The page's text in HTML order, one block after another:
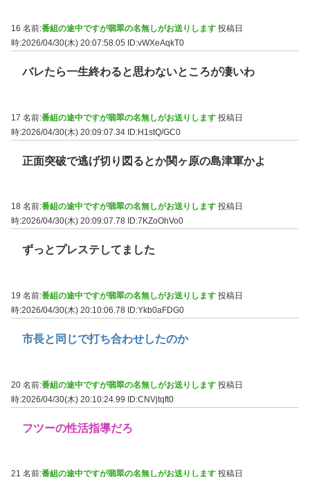
16 名前:番組の途中ですが翡翠の名無しがお送りします 投稿日
時:2026/04/30(木) 20:07:58.05
ID:vWXeAqkT0
バレたら一生終わると思わないところが凄いわ
17 名前:番組の途中ですが翡翠の名無しがお送りします 投稿日
時:2026/04/30(木) 20:09:07.34 ID:H1stQ/GC0
正面突破で逃げ切り図るとか関ヶ原の島津軍かよ
18 名前:番組の途中ですが翡翠の名無しがお送りします 投稿日
時:2026/04/30(木) 20:09:07.78 ID:7KZoOhVo0
ずっとプレステしてました
19 名前:番組の途中ですが翡翠の名無しがお送りします 投稿日
時:2026/04/30(木) 20:10:06.78 ID:Ykb0aFDG0
市長と同じで打ち合わせしたのか
20 名前:番組の途中ですが翡翠の名無しがお送りします 投稿日
時:2026/04/30(木) 20:10:24.99 ID:CNVjtqft0
フツーの性活指導だろ
21 名前:番組の途中ですが翡翠の名無しがお送りします 投稿日